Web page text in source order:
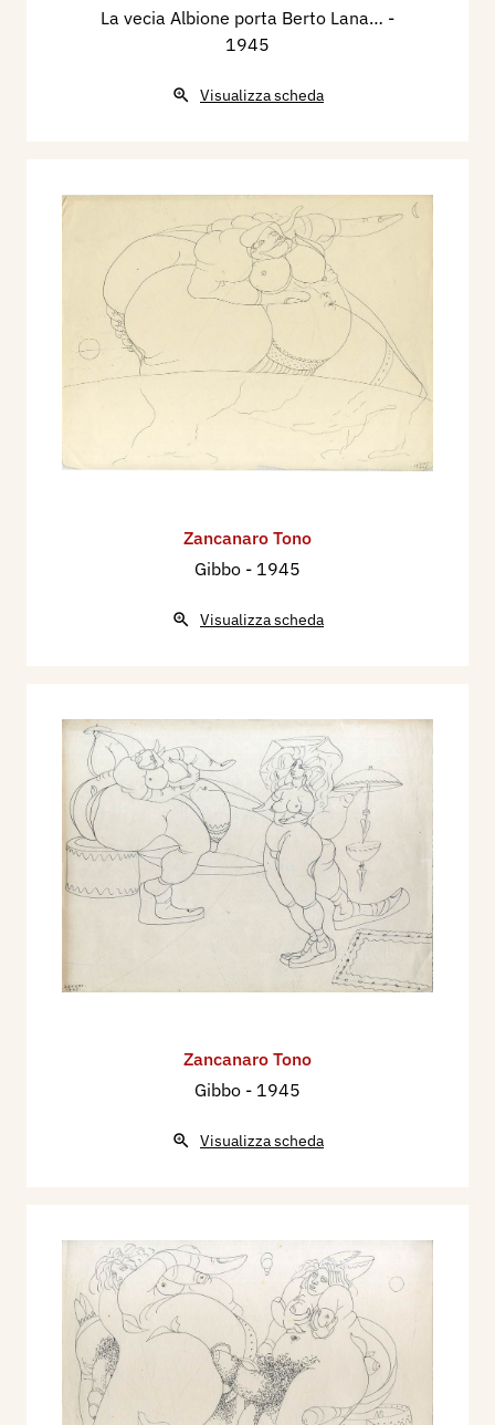
La vecia Albione porta Berto Lana… -
1945
Visualizza scheda
Zancanaro Tono
Gibbo - 1945
Visualizza scheda
Zancanaro Tono
Gibbo - 1945
Visualizza scheda